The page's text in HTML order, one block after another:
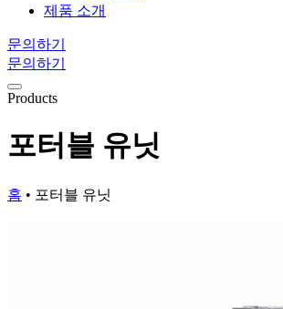
제품 소개
문의하기
문의하기
Products
포터블 유닛
홈 • 포터블 유닛